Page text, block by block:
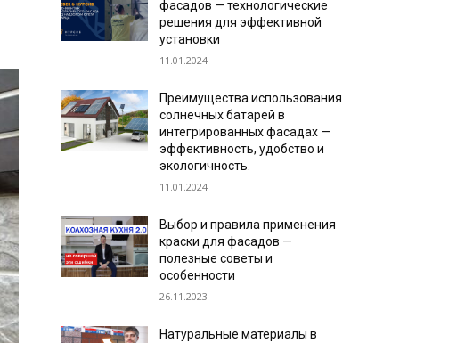
фасадов — технологические
решения для эффективной
установки
11.01.2024
Преимущества использования
солнечных батарей в
интегрированных фасадах —
эффективность, удобство и
экологичность.
11.01.2024
Выбор и правила применения
краски для фасадов —
полезные советы и
особенности
26.11.2023
Натуральные материалы в